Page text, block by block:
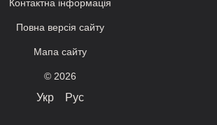
Контактна інформація
Повна версія сайту
Мапа сайту
© 2026
Укр Рус